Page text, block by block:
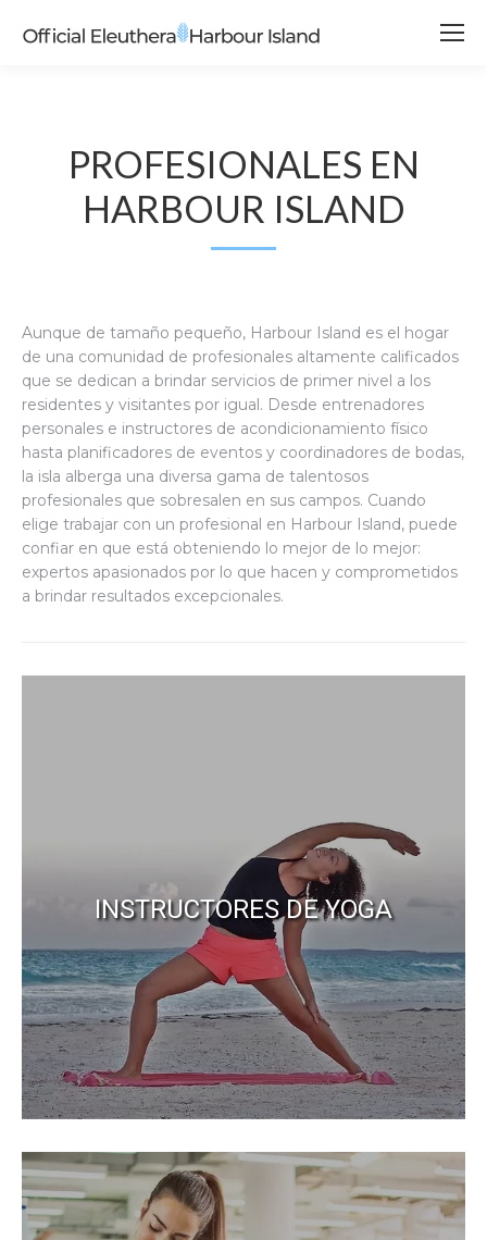
PROFESIONALES EN
HARBOUR ISLAND
Aunque de tamaño pequeño, Harbour Island es el hogar
de una comunidad de profesionales altamente calificados
que se dedican a brindar servicios de primer nivel a los
residentes y visitantes por igual. Desde entrenadores
personales e instructores de acondicionamiento físico
hasta planificadores de eventos y coordinadores de bodas,
la isla alberga una diversa gama de talentosos
profesionales que sobresalen en sus campos. Cuando
elige trabajar con un profesional en Harbour Island, puede
confiar en que está obteniendo lo mejor de lo mejor:
expertos apasionados por lo que hacen y comprometidos
a brindar resultados excepcionales.
INSTRUCTORES DE YOGA